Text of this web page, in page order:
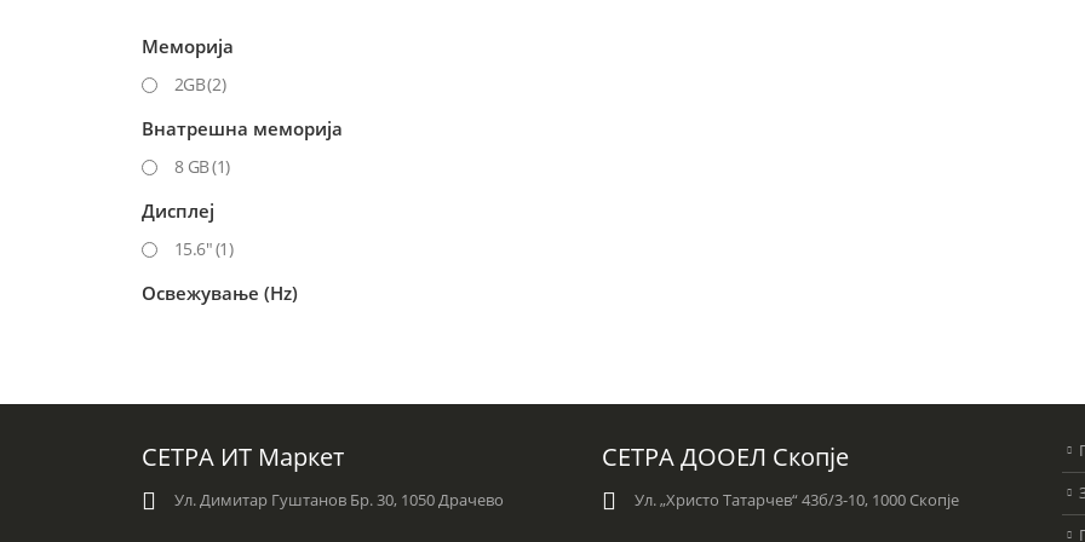
Меморија
2GB(2)
Внатрешна меморија
8 GB(1)
Дисплеј
15.6"(1)
Освежување (Hz)
СЕТРА ИТ Маркет
Ул. Димитар Гуштанов Бр. 30, 1050 Драчево
СЕТРА ДООЕЛ Скопје
Ул. „Христо Татарчев“ 43б/3-10, 1000 Скопје